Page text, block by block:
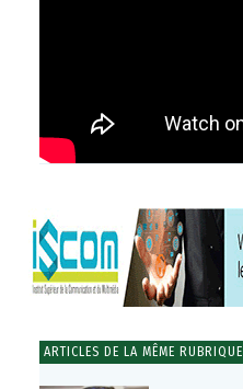
ARTICLES DE LA MÊME RUBRIQUE